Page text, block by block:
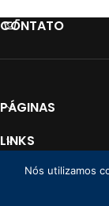
CONTATO
PÁGINAS
LINKS
PAGAMENTO
Loja Donna CNPJ:
Nós utilizamos